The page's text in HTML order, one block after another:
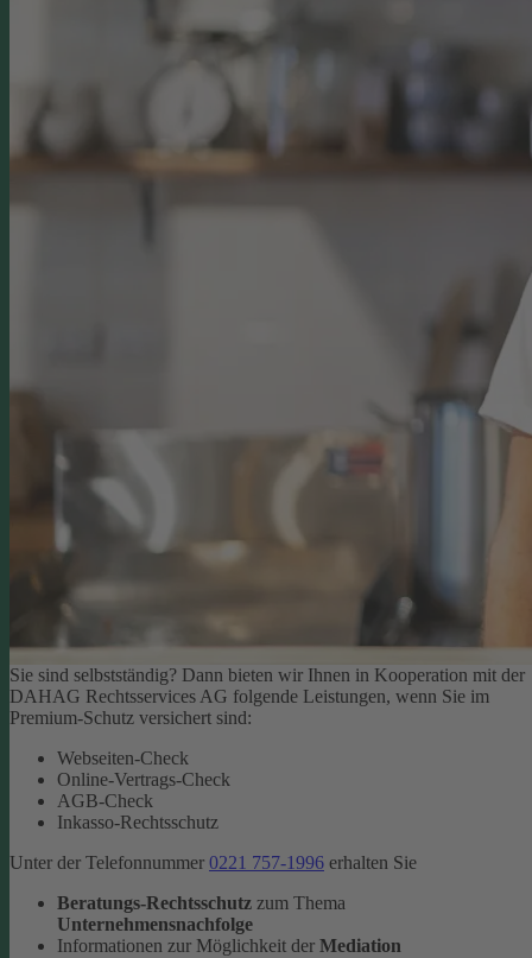
Sie sind selbstständig? Dann bieten wir Ihnen in Kooperation mit der
DAHAG Rechtsservices AG folgende Leistungen, wenn Sie im
Premium-Schutz versichert sind:
Webseiten-Check
Online-Vertrags-Check
AGB-Check
Inkasso-Rechtsschutz
Unter der Telefonnummer 0221 757-1996 erhalten Sie
Beratungs-Rechtsschutz zum Thema
Unternehmensnachfolge
Informationen zur Möglichkeit der Mediation